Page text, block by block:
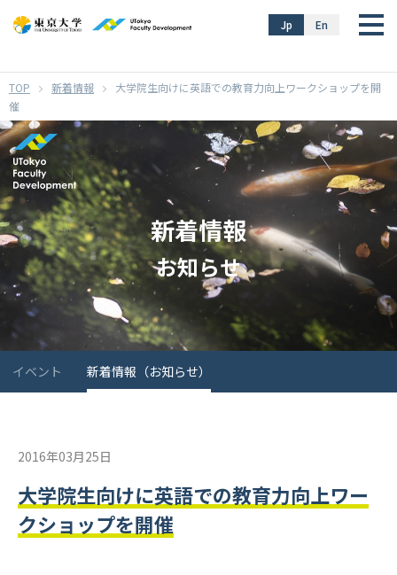
En
Jp
新着情報
大学院生向けに英語での教育力向上ワークショップを開
催
新着情報
お知らせ
イベント 新着情報（お知らせ）
2016年03月25日
大学院生向けに英語での教育力向上ワー
クショップを開催